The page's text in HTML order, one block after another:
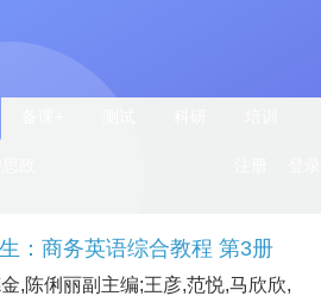
：商务英语综合教程 第3册
,陈俐丽副主编;王彦,范悦,马欣欣,